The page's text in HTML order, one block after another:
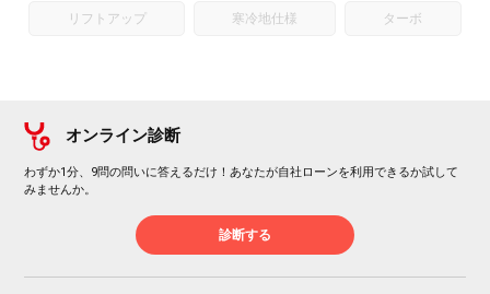
リフトアップ 寒冷地仕様 ターボ
オンライン診断
わずか1分、9問の問いに答えるだけ！あなたが自社ローンを利用できるか試して
みませんか。
診断する